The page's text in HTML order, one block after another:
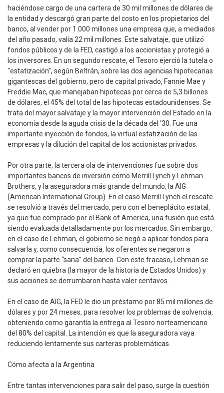
haciéndose cargo de una cartera de 30 mil millones de dólares de
la entidad y descargó gran parte del costo en los propietarios del
banco, al vender por 1.000 millones una empresa que, a mediados
del año pasado, valía 22 mil millones. Este salvataje, que utilizó
fondos públicos y de la FED, castigó a los accionistas y protegió a
los inversores. En un segundo rescate, el Tesoro ejerció la tutela o
“estatización”, según Beltrán, sobre las dos agencias hipotecarias
gigantescas del gobierno, pero de capital privado, Fannie Mae y
Freddie Mac, que manejaban hipotecas por cerca de 5,3 billones
de dólares, el 45% del total de las hipotecas estadounidenses. Se
trata del mayor salvataje y la mayor intervención del Estado en la
economía desde la aguda crisis de la década del ‘30. Fue una
importante inyección de fondos, la virtual estatización de las
empresas y la dilución del capital de los accionistas privados.
Por otra parte, la tercera ola de intervenciones fue sobre dos
importantes bancos de inversión como Merrill Lynch y Lehman
Brothers, y la aseguradora más grande del mundo, la AIG
(American International Group). En el caso Merrill Lynch el rescate
se resolvió a través del mercado, pero con el beneplácito estatal,
ya que fue comprado por el Bank of America, una fusión que está
siendo evaluada detalladamente por los mercados. Sin embargo,
en el caso de Lehman, el gobierno se negó a aplicar fondos para
salvarla y, como consecuencia, los oferentes se negaron a
comprar la parte “sana” del banco. Con este fracaso, Lehman se
declaró en quiebra (la mayor de la historia de Estados Unidos) y
sus acciones se derrumbaron hasta valer centavos.
En el caso de AIG, la FED le dio un préstamo por 85 mil millones de
dólares y por 24 meses, para resolver los problemas de solvencia,
obteniendo como garantía la entrega al Tesoro norteamericano
del 80% del capital. La intención es que la aseguradora vaya
reduciendo lentamente sus carteras problemáticas.
Cómo afecta a la Argentina
Entre tantas intervenciones para salir del paso, surge la cuestión